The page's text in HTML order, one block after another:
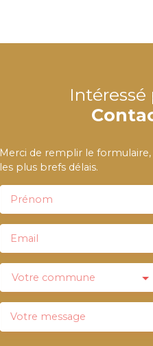
Intéressé
Merci de remplir le
les plus brefs délais.
Prénom
Email
Votre commune
Votre message